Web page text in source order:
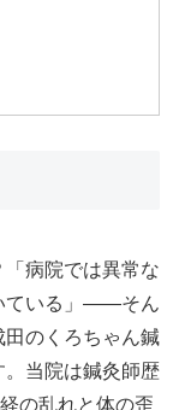
病院では異常な
ている」——そん
のくろちゃん鍼
当院は鍼灸師歴
の乱れと体の歪